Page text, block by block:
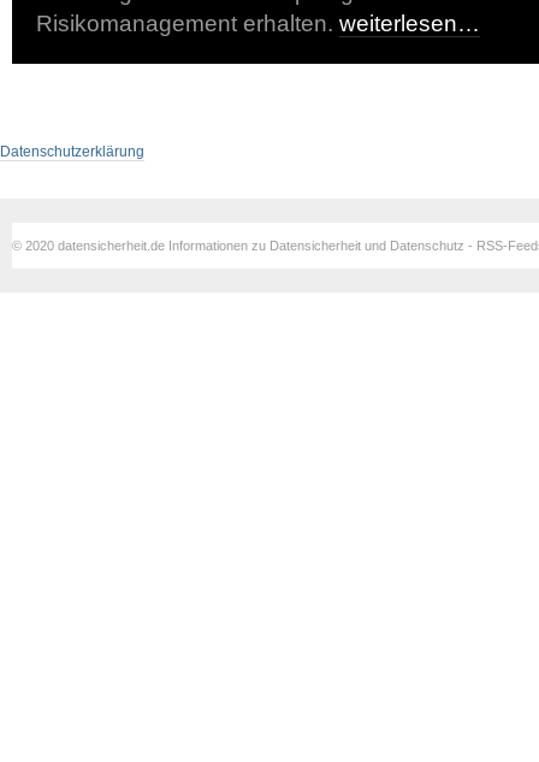
Risikomanagement erhalten. weiterlesen…
Datenschutzerklärung
© 2020 datensicherheit.de Informationen zu Datensicherheit und Datenschutz - RSS-